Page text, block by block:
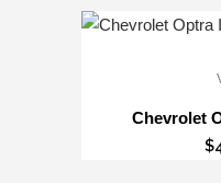
Chevrolet
$